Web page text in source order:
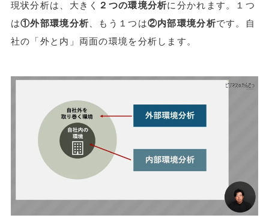
現状分析は、大きく ２つの環境分析に分かれます。１つ
は①外部環境分析、もう１つは②内部環境分析です。自
社の「外と内」両面の環境を分析します。